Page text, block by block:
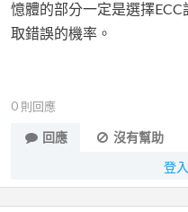
憶體的部分一定是選擇
取錯誤的機率。
0 則回應
回應
沒有幫助
登